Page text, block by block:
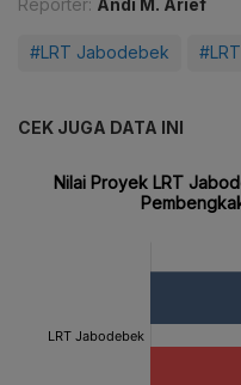
Reporter: Andi M. Arief
#LRT Jabodebek #LRT
CEK JUGA DATA INI